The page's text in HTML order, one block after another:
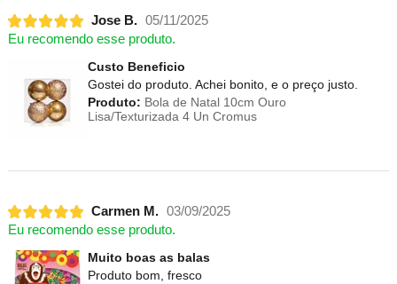
Jose B. 05/11/2025
Eu recomendo esse produto.
Custo Beneficio
Gostei do produto. Achei bonito, e o preço justo.
Produto: Bola de Natal 10cm Ouro
Lisa/Texturizada 4 Un Cromus
Carmen M. 03/09/2025
Eu recomendo esse produto.
Muito boas as balas
Produto bom, fresco